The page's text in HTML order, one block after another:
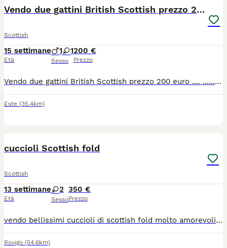
Vendo due gattini British Scottish prezzo 200euro
Scottish
15 settimane
Età
1 1
Sesso
200 €
Prezzo
Vendo due gattini British Scottish prezzo 200 euro .... ............ Tel. Wattap 3276617173
Este (35.4km)
cuccioli Scottish fold
Scottish
13 settimane
Età
2
Sesso
350 €
Prezzo
vendo bellissimi cuccioli di scottish fold molto amorevoli e coccoloni. saranno pronti per la prima settimana di luglio e vengono ceduti già sverminati, con prima vaccinazione, libretto sanitario e abituati ad usare la lettiera in autonomia, che aspetti? prenota ora il tuo pelosino. per ulteriori foto o info scrivimi in privato
Rovigo (54.6km)